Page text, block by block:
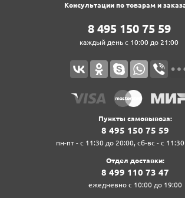
Консультации по товарам и
8‍ 4‍9‍5‍ 1‍5‍0‍ 7‍5‍ 5‍9‍
каждый день с 10:00 до 21:00
Пункты самовывоза:
8‍ 4‍9‍5‍ 1‍5‍0‍ 7‍5‍ 5‍9‍
пн-пт - с 11:30 до 20:00, сб-вс - с
Отдел доставки:
8‍ 4‍9‍9‍ 1‍1‍0‍ 7‍3‍ 4‍7‍
ежедневно с 10:00 до 19:00